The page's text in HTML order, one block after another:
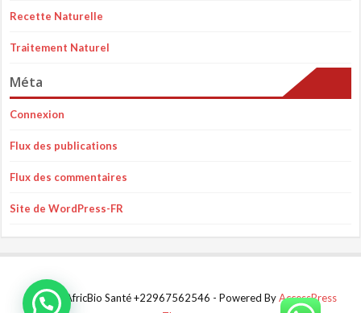
Recette Naturelle
Traitement Naturel
Méta
Connexion
Flux des publications
Flux des commentaires
Site de WordPress-FR
© 2023 AfricBio Santé +22967562546 - Powered ByAccessPress